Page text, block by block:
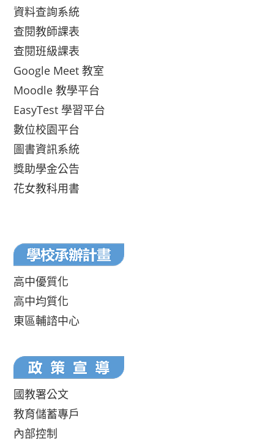
資料查詢系統
查閱教師課表
查閱班級課表
Google Meet 教室
Moodle 教學平台
EasyTest 學習平台
數位校園平台
圖書資訊系統
獎助學金公告
花女教科用書
高中優質化
高中均質化
東區輔諮中心
國教署公文
教育儲蓄專戶
內部控制